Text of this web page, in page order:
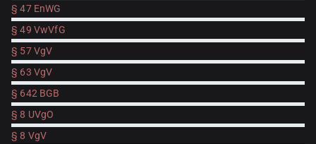
§ 47 EnWG
§ 49 VwVfG
§ 57 VgV
§ 63 VgV
§ 642 BGB
§ 8 UVgO
§ 8 VgV